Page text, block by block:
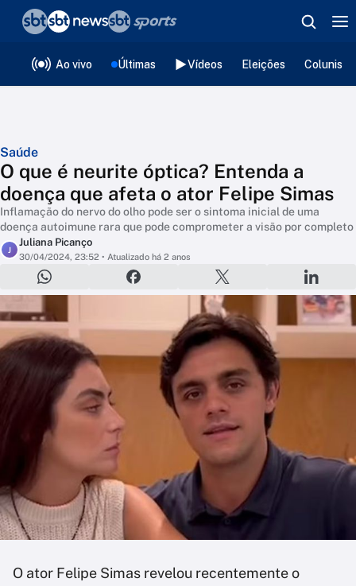
Ao vivo Últimas Vídeos Eleições
Saúde
O que é neurite óptica? Entenda a
doença que afeta o ator Felipe Simas
Inflamação do nervo do olho pode ser o sintoma inicial de uma
doença autoimune rara que pode comprometer a visão por completo
J
Juliana Picanço
30/04/2024, 23:52 • Atualizado há 2 anos
O ator Felipe Simas revelou recentemente o
❮voltar
Editorias